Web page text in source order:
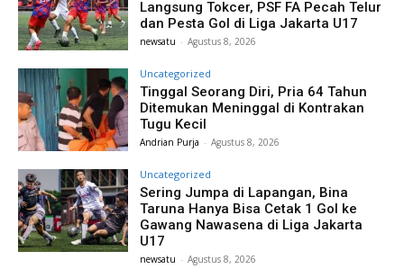
Langsung Tokcer, PSF FA Pecah Telur
dan Pesta Gol di Liga Jakarta U17
newsatu - Agustus 8, 2026
Uncategorized
Tinggal Seorang Diri, Pria 64 Tahun
Ditemukan Meninggal di Kontrakan
Tugu Kecil
Andrian Purja - Agustus 8, 2026
Uncategorized
Sering Jumpa di Lapangan, Bina
Taruna Hanya Bisa Cetak 1 Gol ke
Gawang Nawasena di Liga Jakarta
U17
newsatu - Agustus 8, 2026